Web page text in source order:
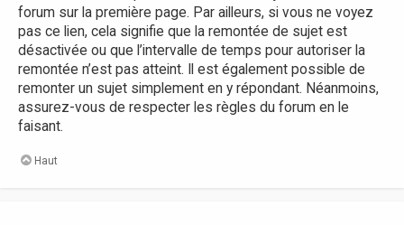
forum sur la première page. Par ailleurs, si vous ne voyez
pas ce lien, cela signifie que la remontée de sujet est
désactivée ou que l’intervalle de temps pour autoriser la
remontée n’est pas atteint. Il est également possible de
remonter un sujet simplement en y répondant. Néanmoins,
assurez-vous de respecter les règles du forum en le
faisant.
Haut